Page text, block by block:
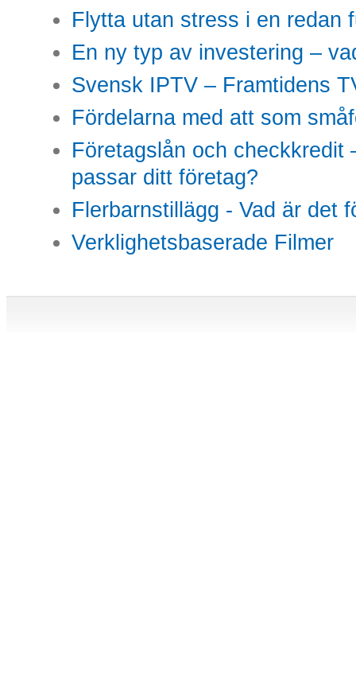
Flytta utan stress i en redan
En ny typ av investering –
Svensk IPTV – Framtidens
Fördelarna med att som
Företagslån och checkkredit
passar ditt företag?
Flerbarnstillägg - Vad är det
Verklighetsbaserade Filmer